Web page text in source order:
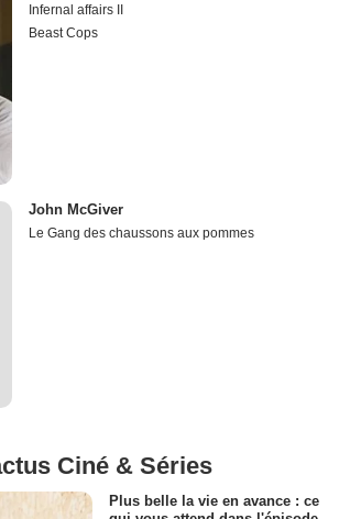
Infernal affairs II
Beast Cops
John McGiver
Le Gang des chaussons aux pommes
Ciné & Séries
Plus belle la vie en avance : ce